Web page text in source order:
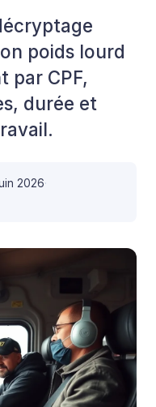
poids lourd
par CPF,
durée et
2026·